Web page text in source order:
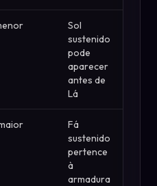
Sol
sustenido
pode
aparecer
antes de
Lá
Fá
sustenido
pertence
à
armadura